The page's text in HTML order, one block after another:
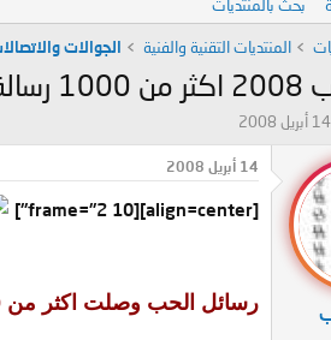
بحث بالمنتديات
المنتديات التقنية والفنية الجوالات
ت
ر
خ
ب
د
ء
14 أبريل 2008
14 أبريل 2008
[align=center][frame="2 10"]
رسائل الحب وصلت اكثر من 1000 رسالة رائعة في انتظاركم